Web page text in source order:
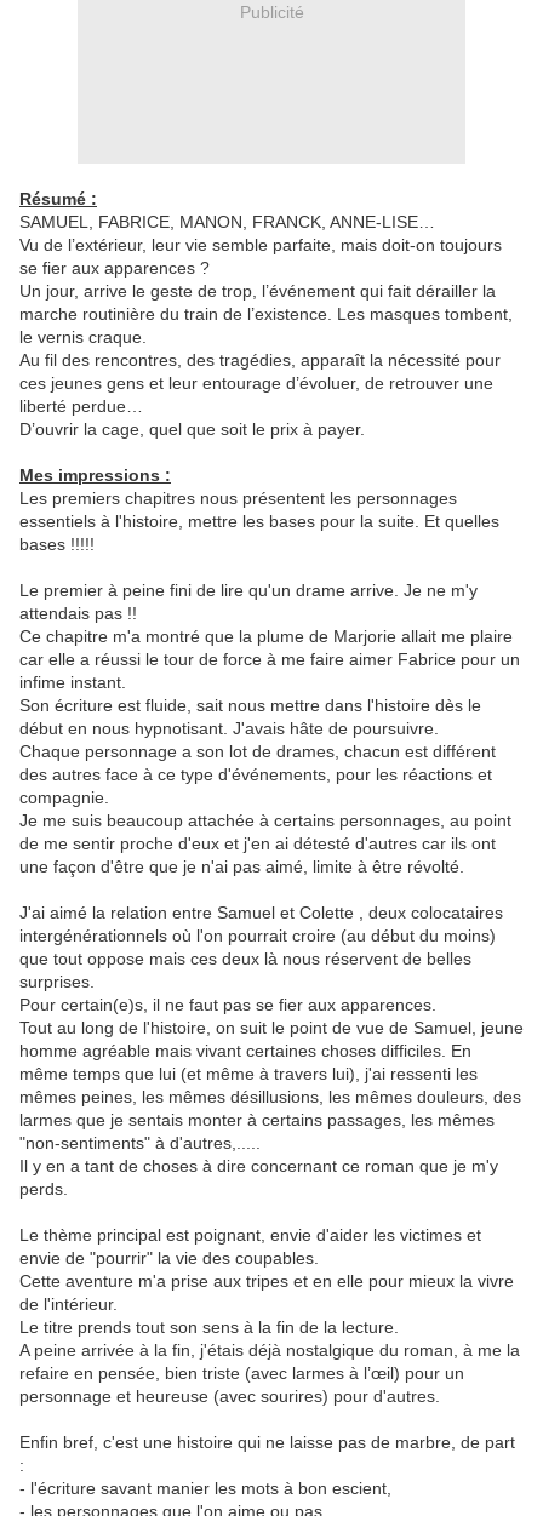
Publicité
Résumé :
SAMUEL, FABRICE, MANON, FRANCK, ANNE-LISE…
Vu de l’extérieur, leur vie semble parfaite, mais doit-on toujours
se fier aux apparences ?
Un jour, arrive le geste de trop, l’événement qui fait dérailler la
marche routinière du train de l’existence. Les masques tombent,
le vernis craque.
Au fil des rencontres, des tragédies, apparaît la nécessité pour
ces jeunes gens et leur entourage d’évoluer, de retrouver une
liberté perdue…
D’ouvrir la cage, quel que soit le prix à payer.
Mes impressions :
Les premiers chapitres nous présentent les personnages
essentiels à l'histoire, mettre les bases pour la suite. Et quelles
bases !!!!!
Le premier à peine fini de lire qu'un drame arrive. Je ne m'y
attendais pas !!
Ce chapitre m'a montré que la plume de Marjorie allait me plaire
car elle a réussi le tour de force à me faire aimer Fabrice pour un
infime instant.
Son écriture est fluide, sait nous mettre dans l'histoire dès le
début en nous hypnotisant. J'avais hâte de poursuivre.
Chaque personnage a son lot de drames, chacun est différent
des autres face à ce type d'événements, pour les réactions et
compagnie.
Je me suis beaucoup attachée à certains personnages, au point
de me sentir proche d'eux et j'en ai détesté d'autres car ils ont
une façon d'être que je n'ai pas aimé, limite à être révolté.
J'ai aimé la relation entre Samuel et Colette , deux colocataires
intergénérationnels où l'on pourrait croire (au début du moins)
que tout oppose mais ces deux là nous réservent de belles
surprises.
Pour certain(e)s, il ne faut pas se fier aux apparences.
Tout au long de l'histoire, on suit le point de vue de Samuel, jeune
homme agréable mais vivant certaines choses difficiles. En
même temps que lui (et même à travers lui), j'ai ressenti les
mêmes peines, les mêmes désillusions, les mêmes douleurs, des
larmes que je sentais monter à certains passages, les mêmes
"non-sentiments" à d'autres,.....
Il y en a tant de choses à dire concernant ce roman que je m'y
perds.
Le thème principal est poignant, envie d'aider les victimes et
envie de "pourrir" la vie des coupables.
Cette aventure m'a prise aux tripes et en elle pour mieux la vivre
de l'intérieur.
Le titre prends tout son sens à la fin de la lecture.
A peine arrivée à la fin, j'étais déjà nostalgique du roman, à me la
refaire en pensée, bien triste (avec larmes à l’œil) pour un
personnage et heureuse (avec sourires) pour d'autres.
Enfin bref, c'est une histoire qui ne laisse pas de marbre, de part
:
- l'écriture savant manier les mots à bon escient,
- les personnages que l'on aime ou pas,